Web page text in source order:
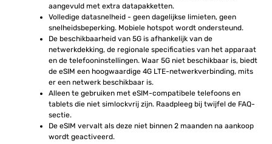
aangevuld met extra datapakketten.
Volledige datasnelheid - geen dagelijkse limieten, geen
snelheidsbeperking. Mobiele hotspot wordt ondersteund.
De beschikbaarheid van 5G is afhankelijk van de
netwerkdekking, de regionale specificaties van het apparaat
en de telefooninstellingen. Waar 5G niet beschikbaar is, biedt
de eSIM een hoogwaardige 4G LTE-netwerkverbinding, mits
er een netwerk beschikbaar is.
Alleen te gebruiken met eSIM-compatibele telefoons en
tablets die niet simlockvrij zijn. Raadpleeg bij twijfel de FAQ-
sectie.
De eSIM vervalt als deze niet binnen 2 maanden na aankoop
wordt geactiveerd.